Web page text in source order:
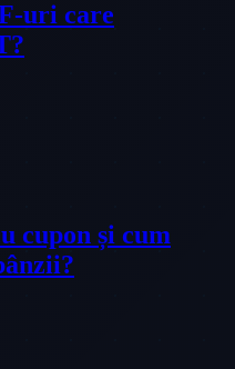
uri care
cupon și cum